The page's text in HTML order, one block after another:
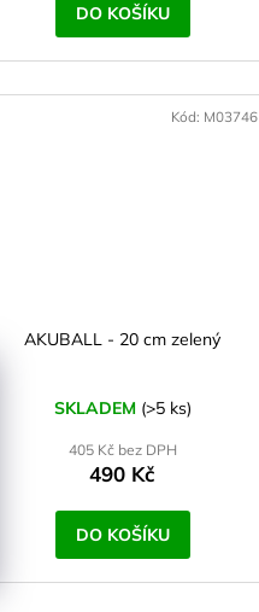
DO KOŠÍKU
AKUBALL - 20 cm zelený
SKLADEM (>5 ks)
405 Kč bez DPH
490 Kč
DO KOŠÍKU
Kód: M03746